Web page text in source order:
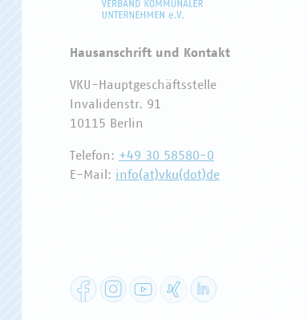
Hausanschrift und Kontakt
VKU-Hauptgeschäftsstelle
Invalidenstr. 91
10115 Berlin
Telefon: +49 30 58580-0
E-Mail: info(at)vku(dot)de
FacebookInstagramYouTube XING